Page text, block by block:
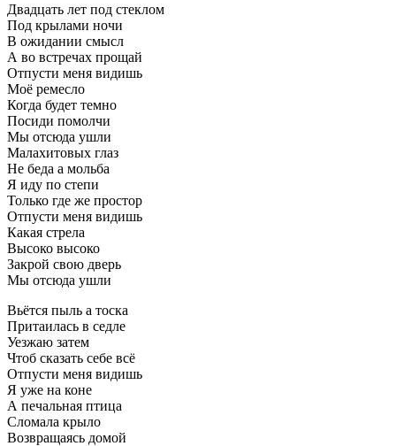
Двадцать лет под стеклом
Под крылами ночи
В ожидании смысл
А во встречах прощай
Отпусти меня видишь
Моё ремесло
Когда будет темно
Посиди помолчи
Мы отсюда ушли
Малахитовых глаз
Не беда а мольба
Я иду по степи
Только где же простор
Отпусти меня видишь
Какая стрела
Высоко высоко
Закрой свою дверь
Мы отсюда ушли
Вьётся пыль а тоска
Притаилась в седле
Уезжаю затем
Чтоб сказать себе всё
Отпусти меня видишь
Я уже на коне
А печальная птица
Сломала крыло
Возвращаясь домой